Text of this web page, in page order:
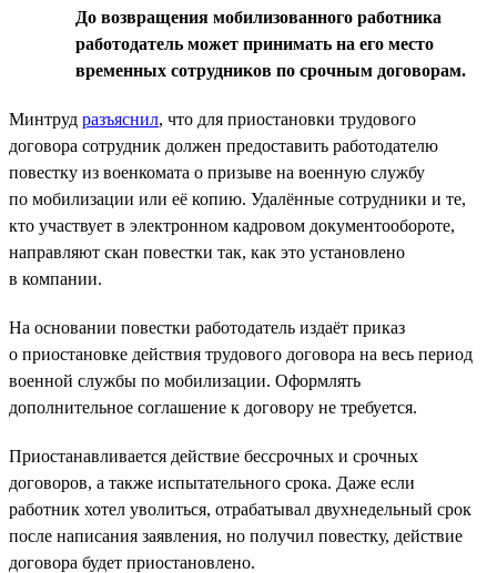
До возвращения мобилизованного работника
работодатель может принимать на его место
временных сотрудников по срочным договорам.
Минтруд разъяснил, что для приостановки трудового
договора сотрудник должен предоставить работодателю
повестку из военкомата о призыве на военную службу
по мобилизации или её копию. Удалённые сотрудники и те,
кто участвует в электронном кадровом документообороте,
направляют скан повестки так, как это установлено
в компании.
На основании повестки работодатель издаёт приказ
о приостановке действия трудового договора на весь период
военной службы по мобилизации. Оформлять
дополнительное соглашение к договору не требуется.
Приостанавливается действие бессрочных и срочных
договоров, а также испытательного срока. Даже если
работник хотел уволиться, отрабатывал двухнедельный срок
после написания заявления, но получил повестку, действие
договора будет приостановлено.